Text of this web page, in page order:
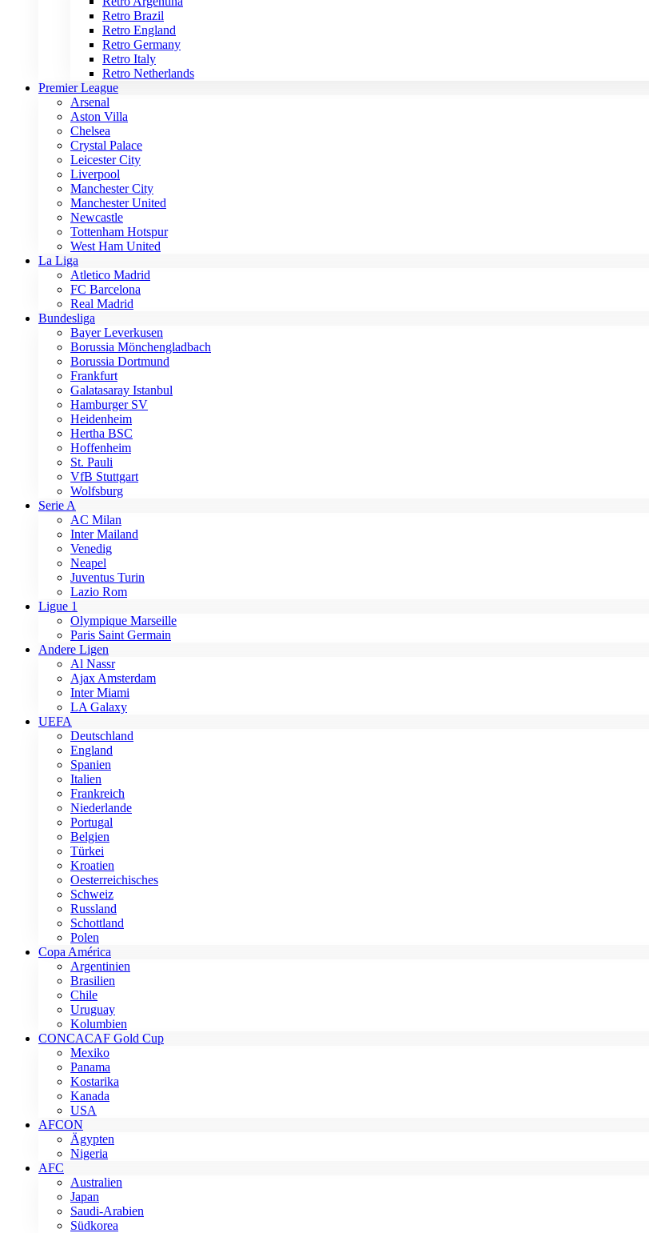
Retro Brazil
Retro England
Retro Germany
Retro Italy
Retro Netherlands
Premier League
Arsenal
Aston Villa
Chelsea
Crystal Palace
Leicester City
Liverpool
Manchester City
Manchester United
Newcastle
Tottenham Hotspur
West Ham United
La Liga
Atletico Madrid
FC Barcelona
Real Madrid
Bundesliga
Bayer Leverkusen
Borussia Mönchengladbach
Borussia Dortmund
Frankfurt
Galatasaray Istanbul
Hamburger SV
Heidenheim
Hertha BSC
Hoffenheim
St. Pauli
VfB Stuttgart
Wolfsburg
Serie A
AC Milan
Inter Mailand
Venedig
Neapel
Juventus Turin
Lazio Rom
Ligue 1
Olympique Marseille
Paris Saint Germain
Andere Ligen
Al Nassr
Ajax Amsterdam
Inter Miami
LA Galaxy
UEFA
Deutschland
England
Spanien
Italien
Frankreich
Niederlande
Portugal
Belgien
Türkei
Kroatien
Oesterreichisches
Schweiz
Russland
Schottland
Polen
Copa América
Argentinien
Brasilien
Chile
Uruguay
Kolumbien
CONCACAF Gold Cup
Mexiko
Panama
Kostarika
Kanada
USA
AFCON
Ägypten
Nigeria
AFC
Australien
Japan
Saudi-Arabien
Südkorea